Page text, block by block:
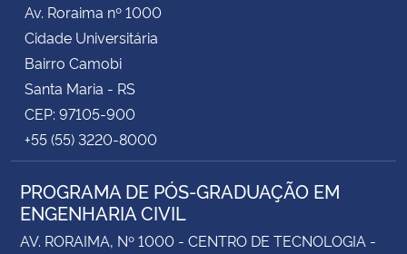
Av. Roraima nº 1000
Cidade Universitária
Bairro Camobi
Santa Maria - RS
CEP: 97105-900
+55 (55) 3220-8000
PROGRAMA DE PÓS-GRADUAÇÃO EM
ENGENHARIA CIVIL
AV. RORAIMA, Nº 1000 - CENTRO DE TECNOLOGIA -